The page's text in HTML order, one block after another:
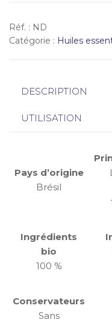
Réf. : ND
Catégorie : Huiles
DESCRIPTION
UTILISATION
Pays d’origine
Brésil
Ingrédients
bio
100 %
Conservateurs
Sans